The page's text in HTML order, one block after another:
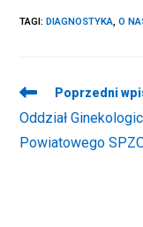
TAGI: DIAGNOSTYKA, O
Read
more
articles
Poprzedni
Oddział
Powiatowego